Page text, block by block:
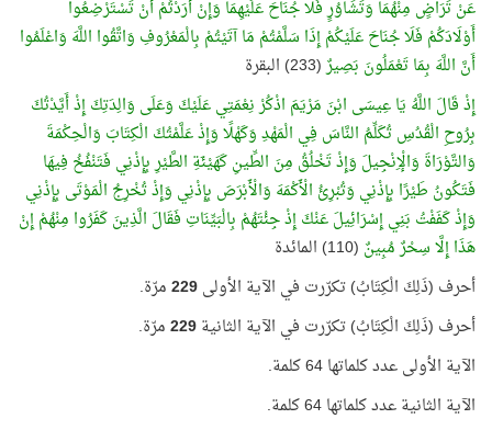
عَنْ تَرَاضٍ مِنْهُمَا وَتَشَاوُرٍ فَلَا جُنَاحَ عَلَيْهِمَا وَإِنْ أَرَدْتُمْ أَنْ تَسْتَرْضِعُوا
أَوْلَادَكُمْ فَلَا جُنَاحَ عَلَيْكُمْ إِذَا سَلَّمْتُمْ مَا آتَيْتُمْ بِالْمَعْرُوفِ وَاتَّقُوا اللَّهَ وَاعْلَمُوا
أَنَّ اللَّهَ بِمَا تَعْمَلُونَ بَصِيرٌ(233) البقرة
إِذْ قَالَ اللَّهُ يَا عِيسَى ابْنَ مَرْيَمَ اذْكُرْ نِعْمَتِي عَلَيْكَ وَعَلَى وَالِدَتِكَ إِذْ أَيَّدْتُكَ
بِرُوحِ الْقُدُسِ تُكَلِّمُ النَّاسَ فِي الْمَهْدِ وَكَهْلًا وَإِذْ عَلَّمْتُكَ الْكِتَابَ وَالْحِكْمَةَ
وَالتَّوْرَاةَ وَالْإِنْجِيلَ وَإِذْ تَخْلُقُ مِنَ الطِّينِ كَهَيْئَةِ الطَّيْرِ بِإِذْنِي فَتَنْفُخُ فِيهَا
فَتَكُونُ طَيْرًا بِإِذْنِي وَتُبْرِئُ الْأَكْمَهَ وَالْأَبْرَصَ بِإِذْنِي وَإِذْ تُخْرِجُ الْمَوْتَى بِإِذْنِي
وَإِذْ كَفَفْتُ بَنِي إِسْرَائِيلَ عَنْكَ إِذْ جِئْتَهُمْ بِالْبَيِّنَاتِ فَقَالَ الَّذِينَ كَفَرُوا مِنْهُمْ إِنْ
هَذَا إِلَّا سِحْرٌ مُبِينٌ (110) المائدة
أحرف (ذَلِكَ الْكِتَابُ) تكرّرت في الآية الأولى229مرّة.
أحرف (ذَلِكَ الْكِتَابُ) تكرّرت في الآية الثانية229مرّة.
الآية الأولى عدد كلماتها 64 كلمة.
الآية الثانية عدد كلماتها 64 كلمة.